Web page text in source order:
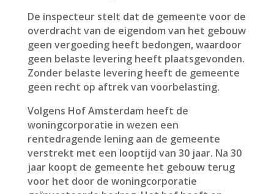
De inspecteur stelt dat de gemeente voor de
overdracht van de eigendom van het gebouw
geen vergoeding heeft bedongen, waardoor
geen belaste levering heeft plaatsgevonden.
Zonder belaste levering heeft de gemeente
geen recht op aftrek van voorbelasting.
Volgens Hof Amsterdam heeft de
woningcorporatie in wezen een
rentedragende lening aan de gemeente
verstrekt met een looptijd van 30 jaar. Na 30
jaar koopt de gemeente het gebouw terug
voor het door de woningcorporatie